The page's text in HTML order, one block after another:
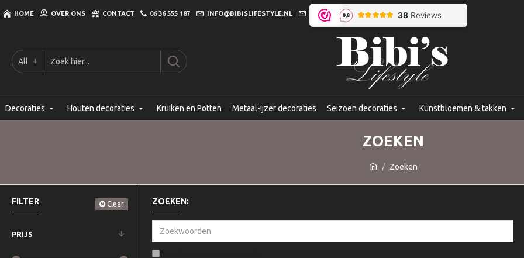
HOME OVER ONS CONTACT 06 36 555 187 INFO@BIBISLIFESTYLE.NL
All
Decoraties Houten decoraties Kruiken en Potten Metaal-ijzer decoraties Seizoen decoraties Kunstbloemen & takken
Zoeken
ZOEKEN
FILTER Clear
PRIJS
ZOEKEN: